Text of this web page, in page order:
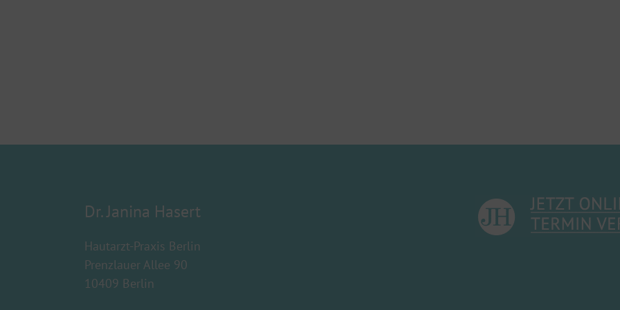
Dr. Janina Hasert
Hautarzt-Praxis Berlin
Prenzlauer Allee 90
10409 Berlin